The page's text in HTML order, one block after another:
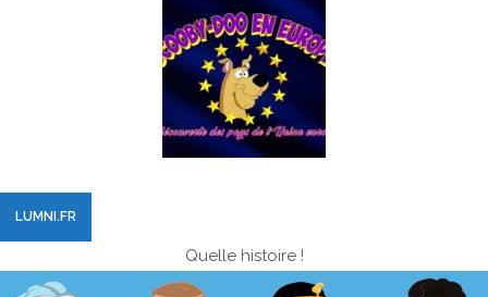
LUMNI.FR
Quelle histoire !